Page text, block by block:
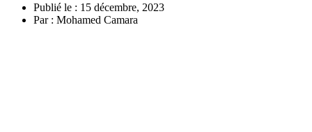
Publié le : 15 décembre, 2023
Par : Mohamed Camara